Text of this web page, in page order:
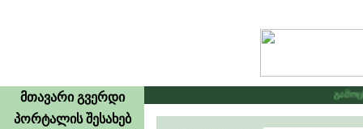
მთავარი გვერდი
პორტალის შესახებ